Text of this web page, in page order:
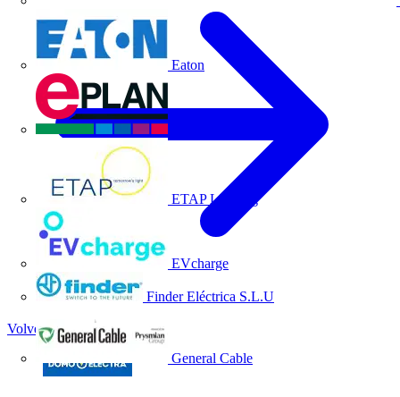
Eaton
ETAP Lighting
EVcharge
Finder Eléctrica S.L.U
General Cable
Volver a Noticias